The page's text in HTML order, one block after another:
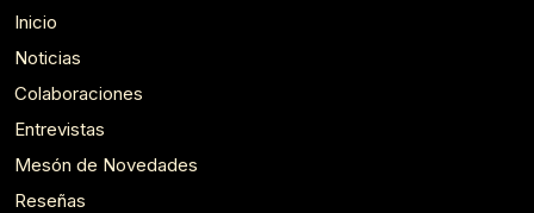
Inicio
Noticias
Colaboraciones
Entrevistas
Mesón de Novedades
Reseñas